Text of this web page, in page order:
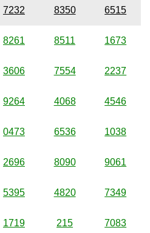
7232 8350 6515
8261 8511 1673
3606 7554 2237
9264 4068 4546
0473 6536 1038
2696 8090 9061
5395 4820 7349
1719 215 7083